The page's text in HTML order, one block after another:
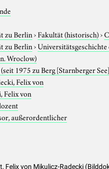
zu Berlin›Fakultät (historisch)›
zu Berlin›
Wroclow)
1975 zu Berg [Starnberger
Felix von
Felix von
außerordentlicher
Felix von Mikulicz-Radecki